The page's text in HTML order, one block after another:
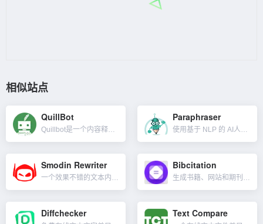
相似站点
QuillBot
Quillbot是一个内容释义工具，使用机器学习和人工智能来改写内容。通俗点讲就是伪原创及同义词替换工具，重写模式有：标准、流利、正式的、简单的、有创造力的、扩张、缩短等。对英文比较友好，QuillB...
Paraphraser
使用基于 NLP 的 AI人工智能技术来准确、合理、可读地释义文本。使用此工具，你可以在不影响其原本含义的情况下改写句子、段落和长篇文章，减少了抄袭的可能性。Paraphraser 提供英语、法语、西...
Smodin Rewriter
一个效果不错的文本内容释义和重写工具。Smodin不仅仅是一个使用同义词库替换的微调器，它将保持被重写的文本语句的原意，通常会重新排列句子并保持上下文完整。支持近100种语言，Smodin使用机器学习...
Bibcitation
生成书籍、网站和期刊文章的自动引文和作品引用（引用来源）的工具。可以有 9,000 多种格式引用你的来源，告别不完整的引用、设计不佳的界面和垃圾广告。Bibcitation 是一款轻松的参考...
Diffchecker Text Compare